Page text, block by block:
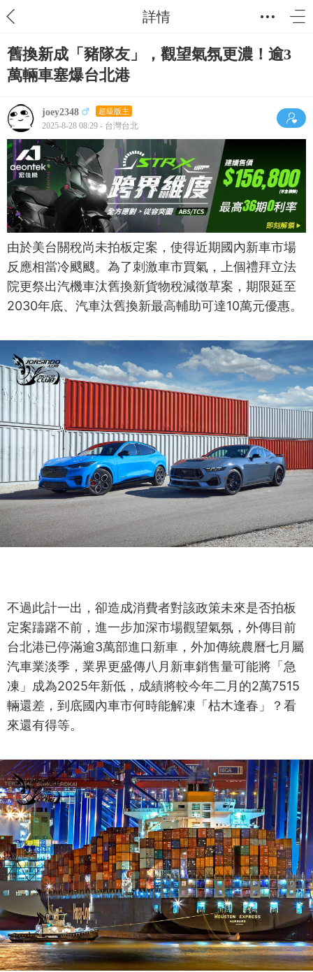
詳情
舊換新成「豬隊友」，觀望氣氛更濃！逾3
萬輛車塞爆台北港
joey2348 超級版主
2025-8-28 08:29 - 台灣台北
由於美台關稅尚未拍板定案，使得近期國內新車市場
反應相當冷颼颼。為了刺激車市買氣，上個禮拜立法
院更祭出汽機車汰舊換新貨物稅減徵草案，期限延至
2030年底、汽車汰舊換新最高輔助可達10萬元優惠。
不過此計一出，卻造成消費者對該政策未來是否拍板
定案躊躇不前，進一步加深市場觀望氣氛，外傳目前
台北港已停滿逾3萬部進口新車，外加傳統農曆七月屬
汽車業淡季，業界更盛傳八月新車銷售量可能將「急
凍」成為2025年新低，成績將較今年二月的2萬7515
輛還差，到底國內車市何時能解凍「枯木逢春」？看
來還有得等。